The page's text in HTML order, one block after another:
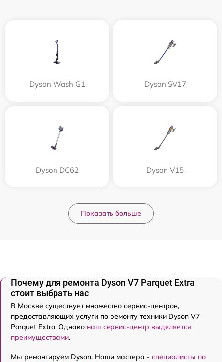
Dyson Wash G1 Dyson SV17
Dyson DC62 Dyson V15
Показать больше
Почему для ремонта Dyson V7 Parquet Extra
стоит выбрать нас
В Москве существует множество сервис-центров,
предоставляющих услуги по ремонту техники Dyson V7
Parquet Extra. Однако наш сервис-центр выделяется
преимуществами.
Мы ремонтируем Dyson. Наши мастера - специалисты по